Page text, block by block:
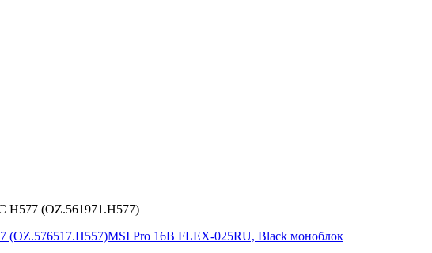
H577 (OZ.561971.H577)
(OZ.576517.H557)MSI Pro 16B FLEX-025RU, Black моноблок